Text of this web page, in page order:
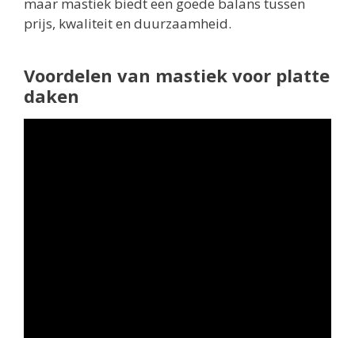
prijs, kwaliteit en duurzaamheid.
Voordelen van mastiek voor platte
daken